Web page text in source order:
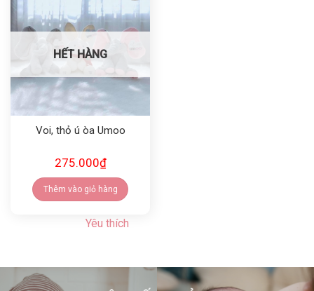
Yêu thích
HẾT HÀNG
Voi, thỏ ú òa Umoo
275.000₫
Thêm vào giỏ hàng
Yêu thích